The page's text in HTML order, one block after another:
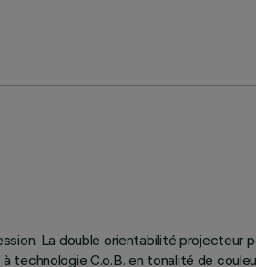
La double orientabilité projecteur
technologie C.o.B. en tonalité de